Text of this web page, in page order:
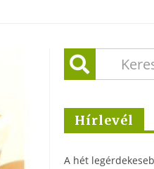
Hírlevél
A hét